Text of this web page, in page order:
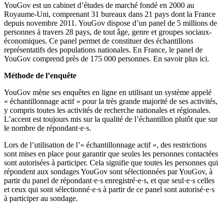
YouGov est un cabinet d’études de marché fondé en 2000 au
Royaume-Uni, comprenant 31 bureaux dans 21 pays dont la France
depuis novembre 2011. YouGov dispose d’un panel de 5 millions de
personnes à travers 28 pays, de tout âge, genre et groupes sociaux-
économiques. Ce panel permet de constituer des échantillons
représentatifs des populations nationales. En France, le panel de
YouGov comprend près de 175 000 personnes. En savoir plus ici.
Méthode de l’enquête
YouGov mène ses enquêtes en ligne en utilisant un système appelé
« échantillonnage actif » pour la très grande majorité de ses activités,
y compris toutes les activités de recherche nationales et régionales.
L’accent est toujours mis sur la qualité de l’échantillon plutôt que sur
le nombre de répondant·e·s.
Lors de l’utilisation de l’« échantillonnage actif », des restrictions
sont mises en place pour garantir que seules les personnes contactées
sont autorisées à participer. Cela signifie que toutes les personnes qui
répondent aux sondages YouGov sont sélectionnées par YouGov, à
partir du panel de répondant·e·s enregistré·e·s, et que seul·e·s celles
et ceux qui sont sélectionné·e·s à partir de ce panel sont autorisé·e·s
à participer au sondage.